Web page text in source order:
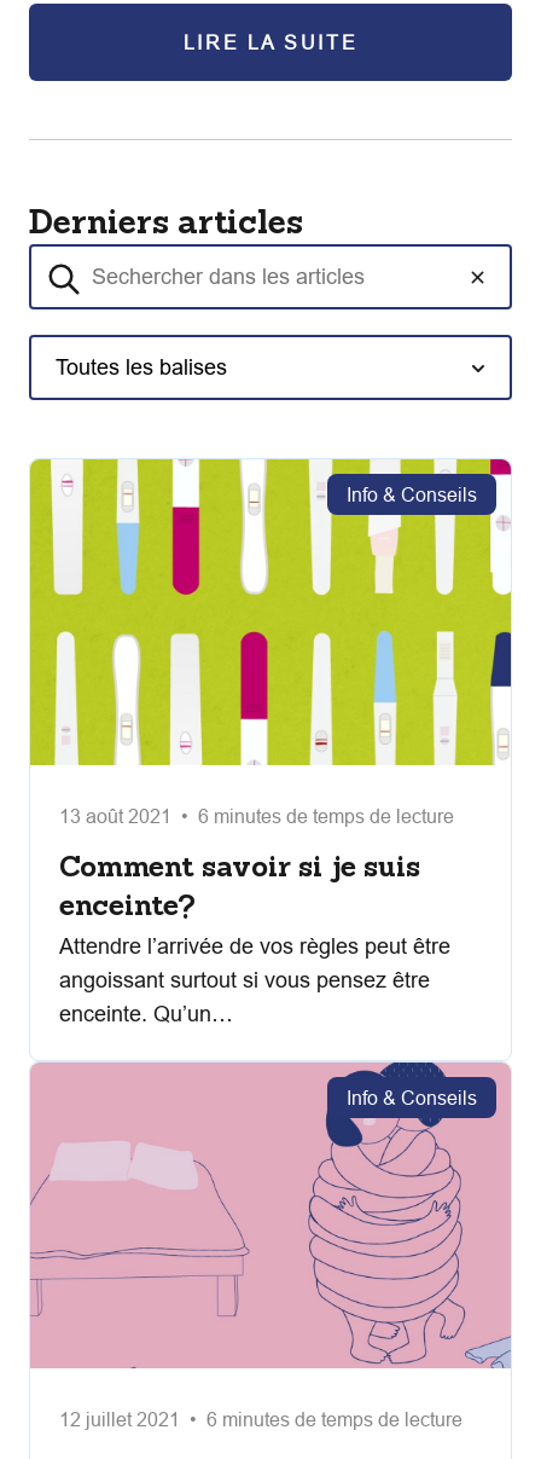
LIRE LA SUITE
Derniers articles
Info & Conseils
13 août 2021 • 6 minutes de temps de lecture
Comment savoir si je suis
enceinte?
Attendre l’arrivée de vos règles peut être
angoissant surtout si vous pensez être
enceinte. Qu’un…
Info & Conseils
12 juillet 2021 • 6 minutes de temps de lecture